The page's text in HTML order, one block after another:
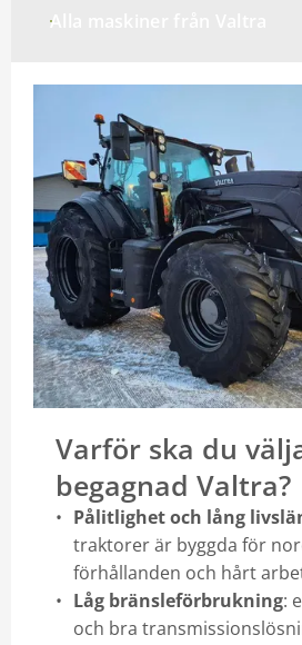
Alla maskiner från Valtra
Varför ska du
begagnad Valtra?
Pålitlighet och lång
traktorer är byggda för
förhållanden och hårt
Låg bränsleförbrukning:
och bra